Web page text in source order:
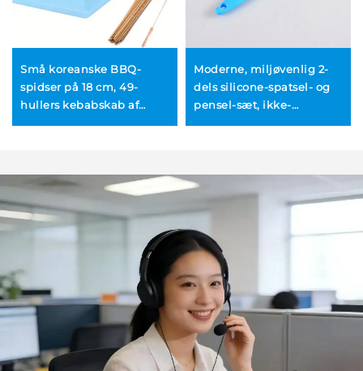
Små koreanske BBQ-
spidser på 18 cm, 49-
hullers kebabskab af
Moderne, miljøvenlig 2-
dels silicone-spatsel- og
pensel-sæt, ikke-
madlavning samt BBQ-
grillning